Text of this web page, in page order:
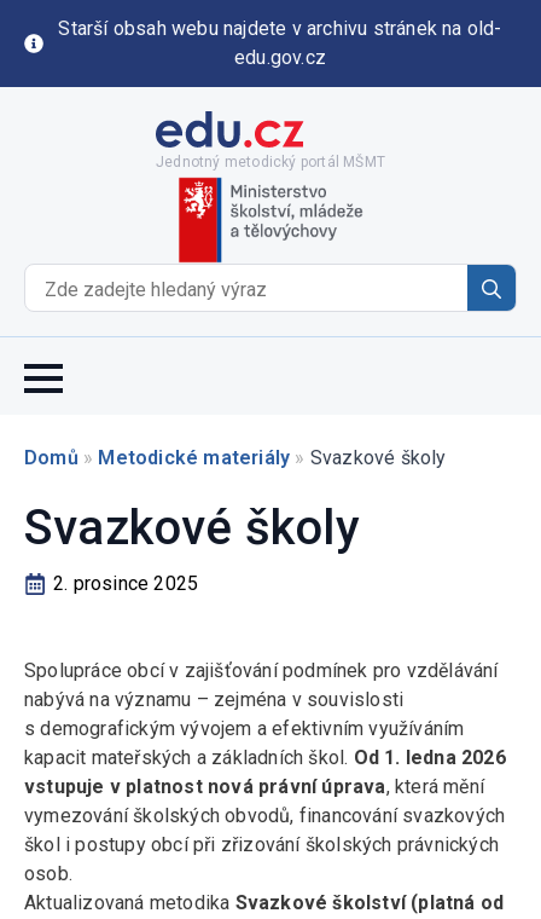
Starší obsah webu najdete v archivu stránek na old-
edu.gov.cz
Jednotný metodický portál MŠMT
for:
Domů » Metodické materiály » Svazkové školy
Svazkové školy
2. prosince 2025
Spolupráce obcí v zajišťování podmínek pro vzdělávání
nabývá na významu – zejména v souvislosti
s demografickým vývojem a efektivním využíváním
kapacit mateřských a základních škol. Od 1. ledna 2026
vstupuje v platnost nová právní úprava, která mění
vymezování školských obvodů, financování svazkových
škol i postupy obcí při zřizování školských právnických
osob.
Aktualizovaná metodika Svazkové školství (platná od